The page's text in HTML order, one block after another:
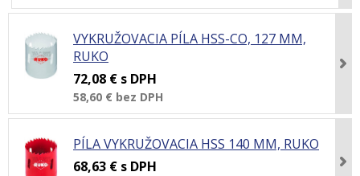
VYKRUŽOVACIA PÍLA HSS-CO, 127 MM,
RUKO
72,08 € s DPH
58,60 € bez DPH
PÍLA VYKRUŽOVACIA HSS 140 MM, RUKO
68,63 € s DPH